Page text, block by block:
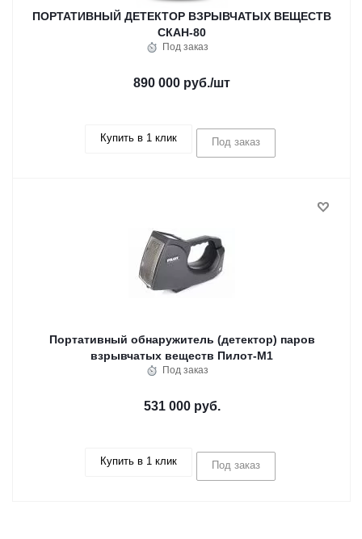
ПОРТАТИВНЫЙ ДЕТЕКТОР ВЗРЫВЧАТЫХ ВЕЩЕСТВ
СКАН-80
Под заказ
890 000 руб./шт
Купить в 1 клик Под заказ
Портативный обнаружитель (детектор) паров
взрывчатых веществ Пилот-М1
Под заказ
531 000 руб.
Купить в 1 клик Под заказ